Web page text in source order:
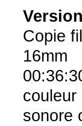
Copie
16mm
couleur
sonore